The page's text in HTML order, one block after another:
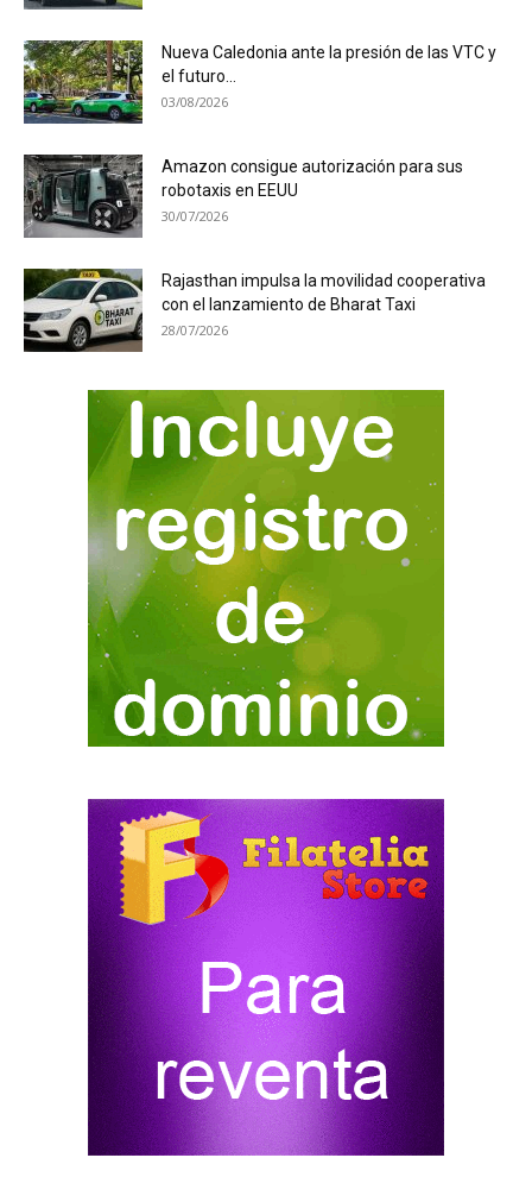
Nueva Caledonia ante la presión de las VTC y
el futuro...
03/08/2026
Amazon consigue autorización para sus
robotaxis en EEUU
30/07/2026
Rajasthan impulsa la movilidad cooperativa
con el lanzamiento de Bharat Taxi
28/07/2026